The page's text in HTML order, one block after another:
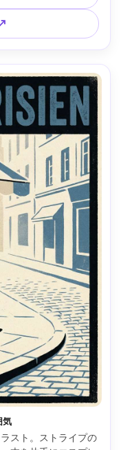
ーダー、85mmレン
調ライティング --ar
気
スト。ストライプの